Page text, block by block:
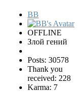
BB
OFFLINE
Злой гений
Posts: 30578
Thank you
received: 228
Karma: 7